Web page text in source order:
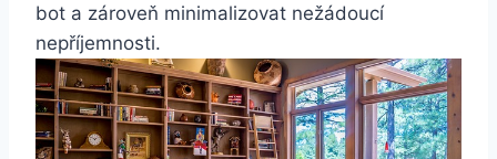
bot a zároveň minimalizovat nežádoucí
nepříjemnosti.